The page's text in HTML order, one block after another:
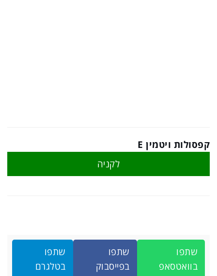
קפסולות ויטמין E
לקניה
שתפו
בוואטסאפ
שתפו
בפייסבוק
שתפו
בטלגרם